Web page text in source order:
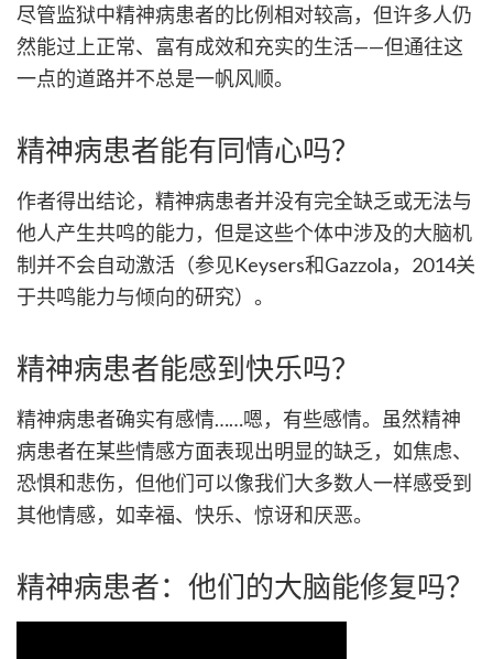
尽管监狱中精神病患者的比例相对较高，但许多人仍
然能过上正常、富有成效和充实的生活——但通往这
一点的道路并不总是一帆风顺。
精神病患者能有同情心吗？
作者得出结论，精神病患者并没有完全缺乏或无法与
他人产生共鸣的能力，但是这些个体中涉及的大脑机
制并不会自动激活（参见Keysers和Gazzola，2014关
于共鸣能力与倾向的研究）。
精神病患者能感到快乐吗？
精神病患者确实有感情……嗯，有些感情。虽然精神
病患者在某些情感方面表现出明显的缺乏，如焦虑、
恐惧和悲伤，但他们可以像我们大多数人一样感受到
其他情感，如幸福、快乐、惊讶和厌恶。
精神病患者：他们的大脑能修复吗？